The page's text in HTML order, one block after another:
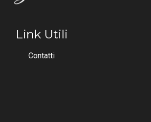
Link Utili
Contatti